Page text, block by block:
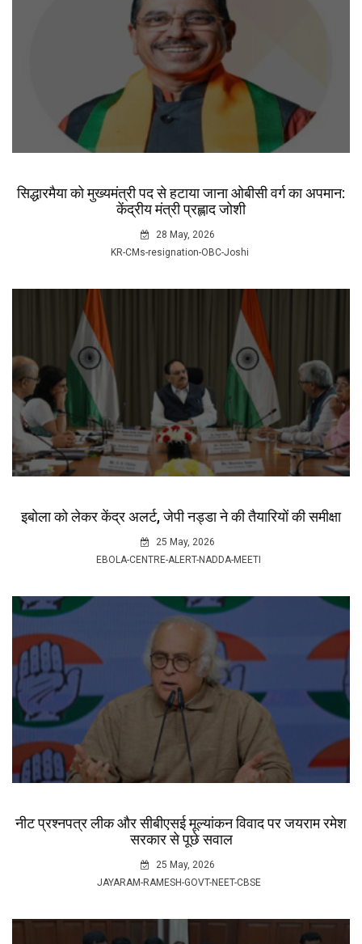
सिद्धारमैया काे मुख्यमंत्री पद से हटाया जाना ओबीसी वर्ग का अपमान:
केंद्रीय मंत्री प्रह्लाद जोशी
28 May, 2026
KR-CMs-resignation-OBC-Joshi
इबोला को लेकर केंद्र अलर्ट, जेपी नड्डा ने की तैयारियों की समीक्षा
25 May, 2026
EBOLA-CENTRE-ALERT-NADDA-MEETI
नीट प्रश्नपत्र लीक और सीबीएसई मूल्यांकन विवाद पर जयराम रमेश
सरकार से पूछे सवाल
25 May, 2026
JAYARAM-RAMESH-GOVT-NEET-CBSE